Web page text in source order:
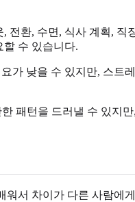
전환, 수면, 식사 계획, 직
수 있습니다.
가 낮을 수 있지만, 스트
패턴을 드러낼 수 있지
서 차이가 다른 사람에